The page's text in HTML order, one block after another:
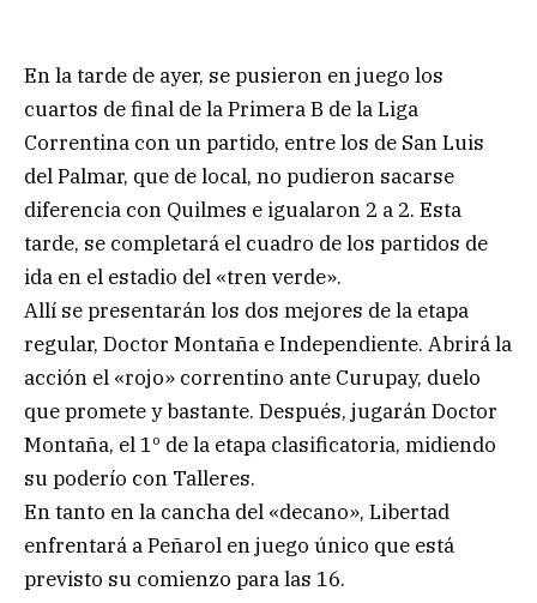
En la tarde de ayer, se pusieron en juego los
cuartos de final de la Primera B de la Liga
Correntina con un partido, entre los de San Luis
del Palmar, que de local, no pudieron sacarse
diferencia con Quilmes e igualaron 2 a 2. Esta
tarde, se completará el cuadro de los partidos de
ida en el estadio del «tren verde».
Allí se presentarán los dos mejores de la etapa
regular, Doctor Montaña e Independiente. Abrirá la
acción el «rojo» correntino ante Curupay, duelo
que promete y bastante. Después, jugarán Doctor
Montaña, el 1º de la etapa clasificatoria, midiendo
su poderío con Talleres.
En tanto en la cancha del «decano», Libertad
enfrentará a Peñarol en juego único que está
previsto su comienzo para las 16.